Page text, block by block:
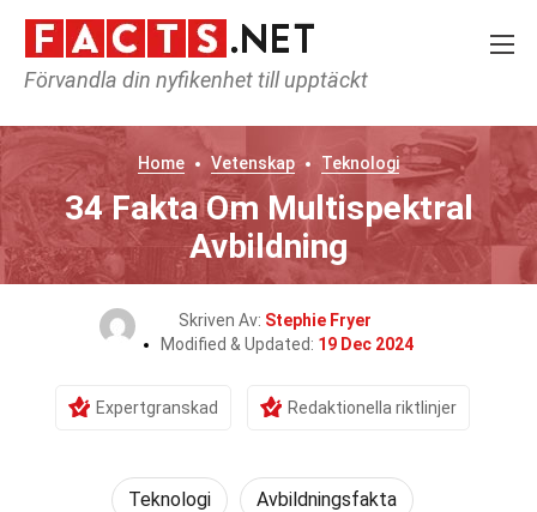
Förvandla din nyfikenhet till upptäckt
Home Vetenskap Teknologi
34 Fakta Om Multispektral
Avbildning
Skriven Av: Stephie Fryer
Modified & Updated: 19 Dec 2024
Expertgranskad Redaktionella riktlinjer
Teknologi Avbildningsfakta